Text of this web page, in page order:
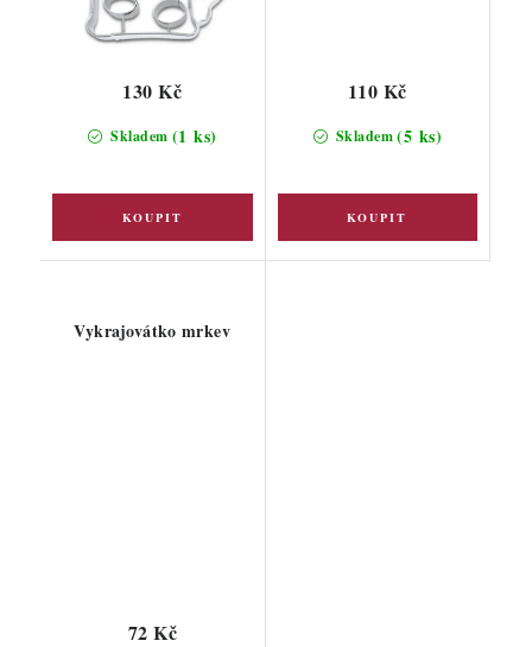
Skladem (1 ks)
130 Kč
Skladem(5 ks)
110 Kč
Vykrajovátko mrkev
72 Kč